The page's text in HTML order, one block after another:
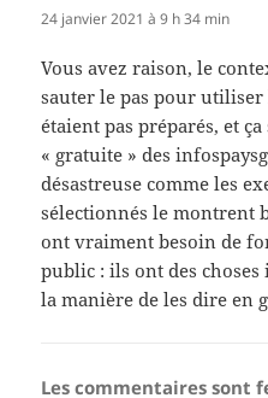
24 janvier 2021 à 9 h 34 min
Vous avez raison, le
sauter le pas pour
étaient pas préparés, et
« gratuite » des
désastreuse comme les
sélectionnés le montrent
ont vraiment besoin de
public : ils ont des
la manière de les dire en
Les commentaires sont